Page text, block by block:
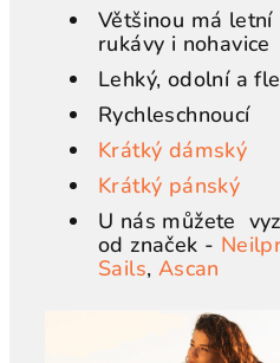
Většinou má
rukávy i nohavice
Lehký, odolní a
Rychleschnoucí
Krátký dámský
Krátký pánský
U nás můžete
od značek -
Sails, Ascan